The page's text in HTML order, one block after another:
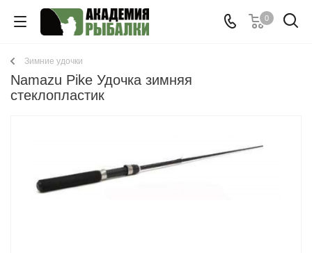
0
Зимние удочки
Namazu Pike Удочка зимняя
стеклопластик